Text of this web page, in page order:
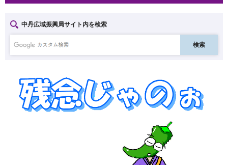
中丹広域振興局サイト内を検索